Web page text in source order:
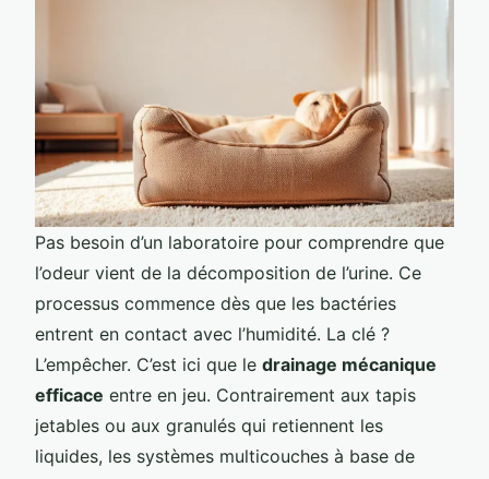
Pas besoin d’un laboratoire pour comprendre que
l’odeur vient de la décomposition de l’urine. Ce
processus commence dès que les bactéries
entrent en contact avec l’humidité. La clé ?
L’empêcher. C’est ici que le drainage mécanique
efficace entre en jeu. Contrairement aux tapis
jetables ou aux granulés qui retiennent les
liquides, les systèmes multicouches à base de